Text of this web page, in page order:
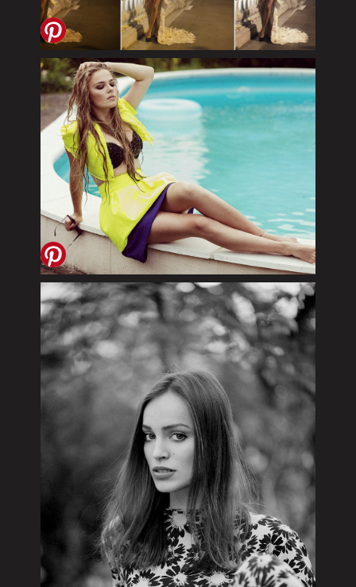
VIBRANT HOPE FASHION
EDITORIAL
FERAS ABOU SHAAR 2017
PONYKLAU FASHION EDITORIAL
JIL 2017